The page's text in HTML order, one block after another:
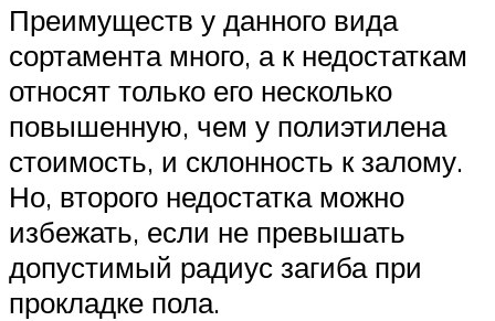
Преимуществ у данного вида
сортамента много, а к недостаткам
относят только его несколько
повышенную, чем у полиэтилена
стоимость, и склонность к залому.
Но, второго недостатка можно
избежать, если не превышать
допустимый радиус загиба при
прокладке пола.